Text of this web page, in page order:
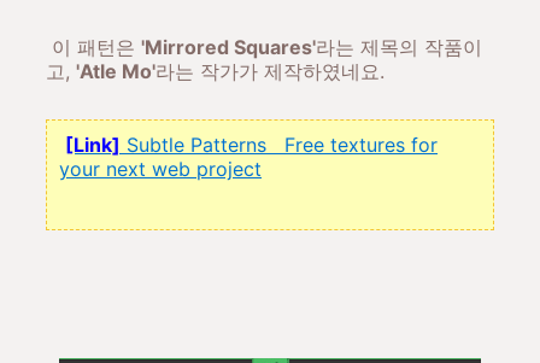
이 패턴은 'Mirrored Squares'라는 제목의 작품이
고, 'Atle Mo'라는 작가가 제작하였네요.
[Link] Subtle Patterns Free textures for
your next web project